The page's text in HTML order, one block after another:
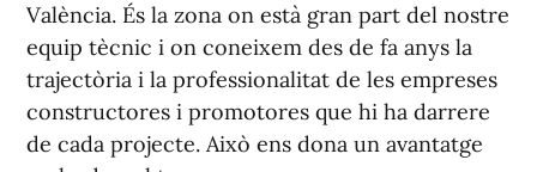
València. És la zona on està gran part del nostre
equip tècnic i on coneixem des de fa anys la
trajectòria i la professionalitat de les empreses
constructores i promotores que hi ha darrere
de cada projecte. Això ens dona un avantatge